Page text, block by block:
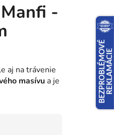
-
aj na trávenie
masívu a je